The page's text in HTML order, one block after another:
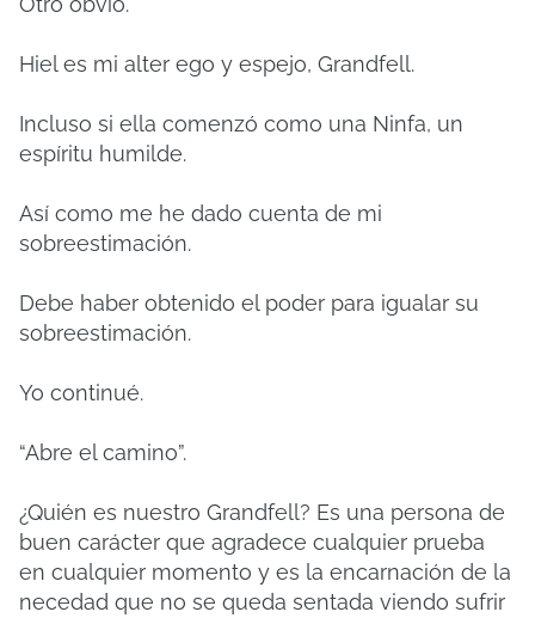
Hiel es mi alter ego y espejo, Grandfell.
Incluso si ella comenzó como una Ninfa, un
espíritu humilde.
Así como me he dado cuenta de mi
sobreestimación.
Debe haber obtenido el poder para igualar su
sobreestimación.
Yo continué.
“Abre el camino”.
¿Quién es nuestro Grandfell? Es una persona de
buen carácter que agradece cualquier prueba
en cualquier momento y es la encarnación de la
necedad que no se queda sentada viendo sufrir